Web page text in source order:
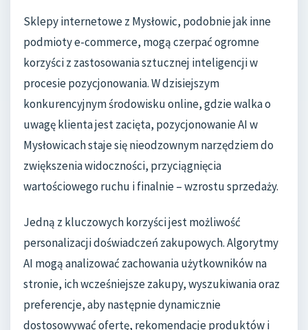
Sklepy internetowe z Mysłowic, podobnie jak inne
podmioty e-commerce, mogą czerpać ogromne
korzyści z zastosowania sztucznej inteligencji w
procesie pozycjonowania. W dzisiejszym
konkurencyjnym środowisku online, gdzie walka o
uwagę klienta jest zacięta, pozycjonowanie AI w
Mysłowicach staje się nieodzownym narzędziem do
zwiększenia widoczności, przyciągnięcia
wartościowego ruchu i finalnie – wzrostu sprzedaży.
Jedną z kluczowych korzyści jest możliwość
personalizacji doświadczeń zakupowych. Algorytmy
AI mogą analizować zachowania użytkowników na
stronie, ich wcześniejsze zakupy, wyszukiwania oraz
preferencje, aby następnie dynamicznie
dostosowywać ofertę, rekomendacje produktów i